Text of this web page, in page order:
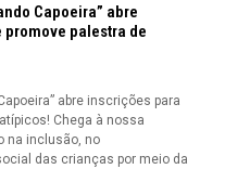
Capoeira” abre
palestra de
abre inscrições para
Chega à nossa
na inclusão, no
das crianças por meio da